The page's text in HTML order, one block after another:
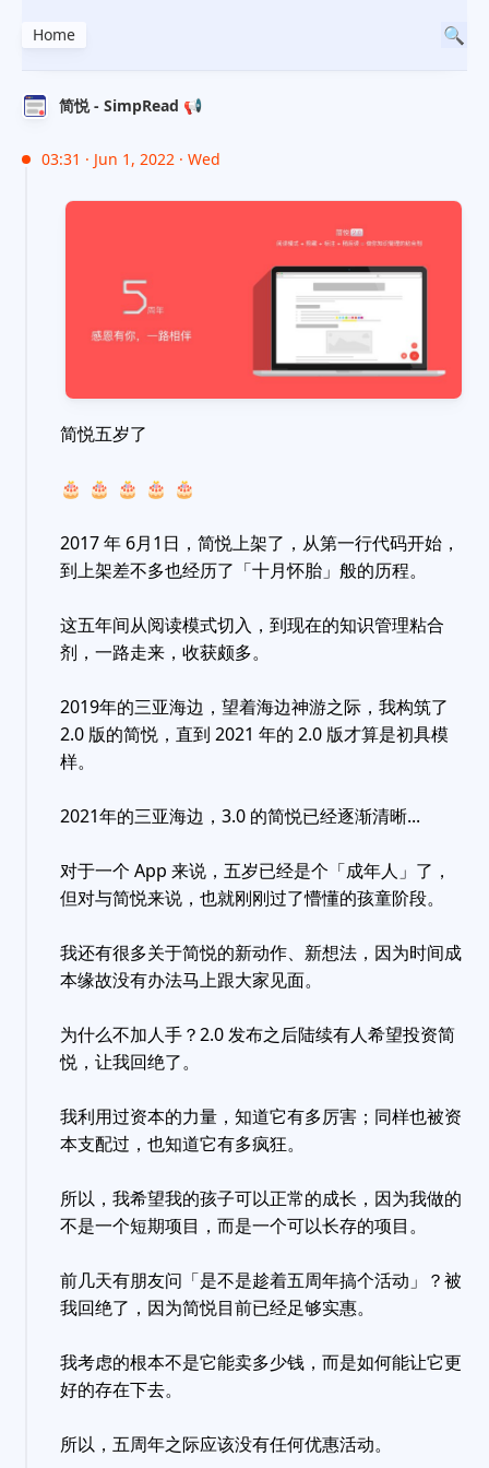
简悦 - SimpRead 📢
03:31 · Jun 1, 2022 · Wed
简悦五岁了
🎂 🎂 🎂 🎂 🎂
2017 年 6月1日，简悦上架了，从第一行代码开始，
到上架差不多也经历了「十月怀胎」般的历程。
这五年间从阅读模式切入，到现在的知识管理粘合
剂，一路走来，收获颇多。
2019年的三亚海边，望着海边神游之际，我构筑了
2.0 版的简悦，直到 2021 年的 2.0 版才算是初具模
样。
2021年的三亚海边，3.0 的简悦已经逐渐清晰...
对于一个 App 来说，五岁已经是个「成年人」了，
但对与简悦来说，也就刚刚过了懵懂的孩童阶段。
我还有很多关于简悦的新动作、新想法，因为时间成
本缘故没有办法马上跟大家见面。
为什么不加人手？2.0 发布之后陆续有人希望投资简
悦，让我回绝了。
我利用过资本的力量，知道它有多厉害；同样也被资
本支配过，也知道它有多疯狂。
所以，我希望我的孩子可以正常的成长，因为我做的
不是一个短期项目，而是一个可以长存的项目。
前几天有朋友问「是不是趁着五周年搞个活动」？被
我回绝了，因为简悦目前已经足够实惠。
我考虑的根本不是它能卖多少钱，而是如何能让它更
好的存在下去。
所以，五周年之际应该没有任何优惠活动。
Home